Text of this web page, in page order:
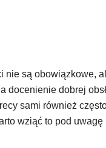
nie są obowiązkowe,
docenienie dobrej
sami również
wziąć to pod uwagę